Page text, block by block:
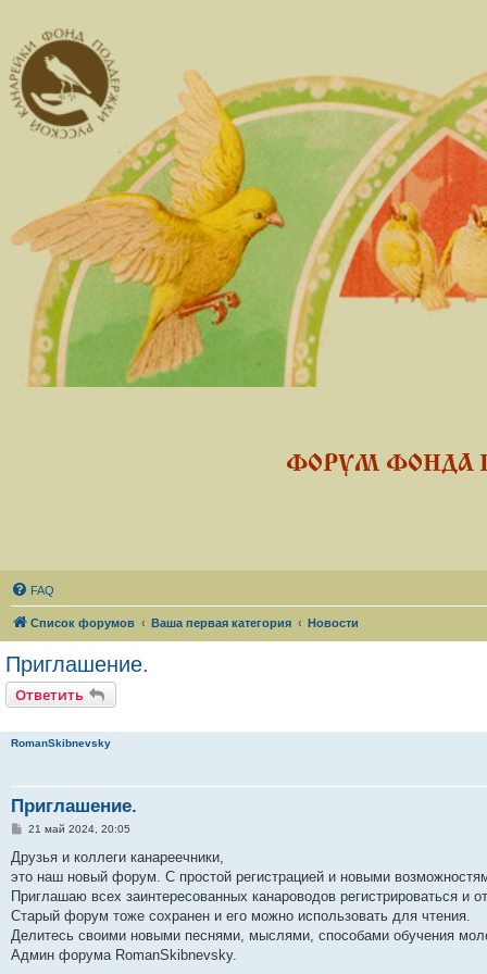
ФОРУМ ФОНДА
FAQ
Список форумов Ваша первая категория Новости
Приглашение.
Ответить
RomanSkibnevsky
Приглашение.
С
о
б
щ
е
и
е
21 май 2024, 20:05
Друзья и коллеги канареечники,
это наш новый форум. С простой регистрацией и новыми
Приглашаю всех заинтересованных канароводов регистрироваться и
Старый форум тоже сохранен и его можно использовать для чтения.
Делитесь своими новыми песнями, мыслями, способами обучения
Админ форума RomanSkibnevsky.